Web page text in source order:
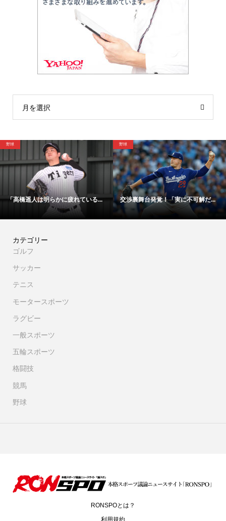
月を選択
橋遥人は明らかに疲れている... 交渉裏舞台発覚！「実に不可解だ...
サッ
「
カテゴリー
ゴルフ
サッカー
テニス
モータースポーツ
ラグビー
一般スポーツ
五輪スポーツ
格闘技
競馬
野球
RONSPOとは？
利用規約